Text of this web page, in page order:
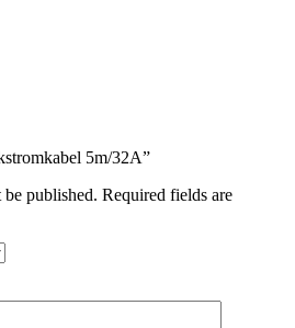
5m/32A”
published. Required fields are